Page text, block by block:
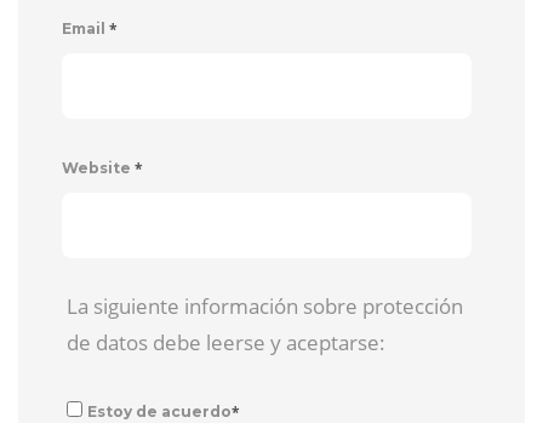
Email *
Website *
La siguiente información sobre protección
de datos debe leerse y aceptarse:
Estoy de acuerdo*